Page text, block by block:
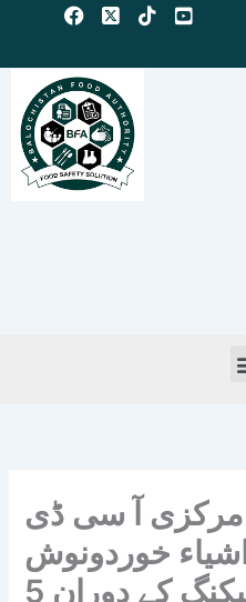
content
مرکزی آ سی ڈی
خوردونوش
کے مرکز کی چیکنگ کے دوران 5